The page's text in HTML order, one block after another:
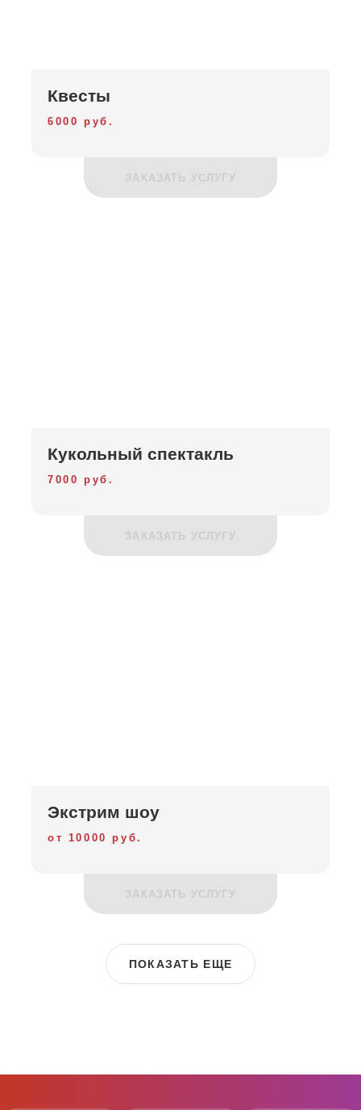
Квесты
6000 руб.
ЗАКАЗАТЬ УСЛУГУ
Кукольный спектакль
7000 руб.
ЗАКАЗАТЬ УСЛУГУ
Экстрим шоу
от 10000 руб.
ЗАКАЗАТЬ УСЛУГУ
ПОКАЗАТЬ ЕЩЕ